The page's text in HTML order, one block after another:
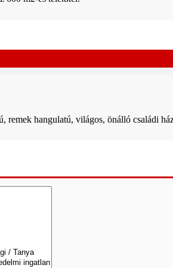
remek hangulatú, világos, önálló családi